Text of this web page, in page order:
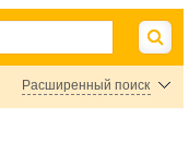
Расширенный поиск